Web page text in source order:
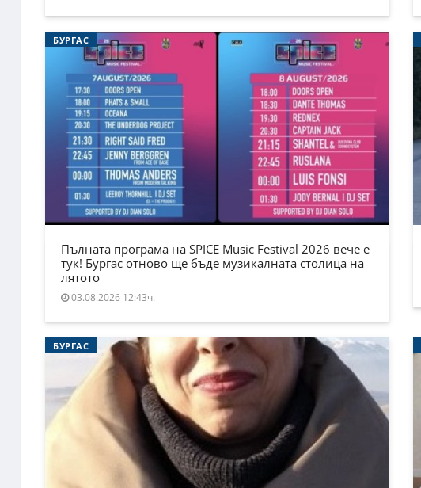
БУРГАС
Пълната програма на SPICE Music Festival 2026 вече е
тук! Бургас отново ще бъде музикалната столица на
лятото
03.08.2026 12:43ч.
БУРГАС